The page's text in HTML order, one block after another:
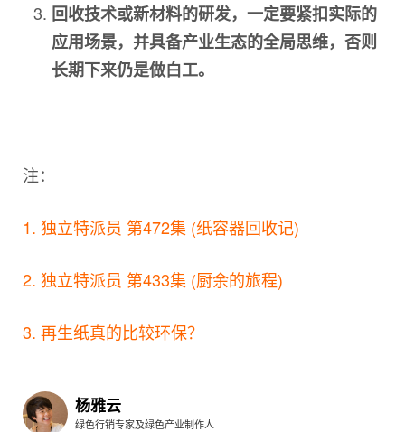
回收技术或新材料的研发，一定要紧扣实际的
应用场景，并具备产业生态的全局思维，否则
长期下来仍是做白工。
注：
1. 独立特派员 第472集 (纸容器回收记)
2. 独立特派员 第433集 (厨余的旅程)
3. 再生纸真的比较环保？
杨雅云
绿色行销专家及绿色产业制作人